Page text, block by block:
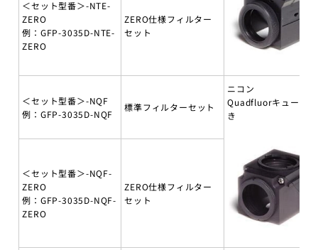
＜セット型番＞-NTE-
ZERO
例：GFP-3035D-NTE-
ZERO
ZERO仕様フィルター
セット
＜セット型番＞-NQF
例：GFP-3035D-NQF
標準フィルターセット
ニコン
Quadfluorキューブ付
き
＜セット型番＞-NQF-
ZERO
例：GFP-3035D-NQF-
ZERO
ZERO仕様フィルター
セット